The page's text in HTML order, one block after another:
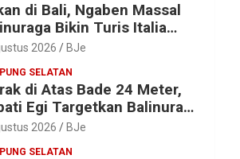
di Bali, Ngaben Massal
Bikin Turis Italia
Puluhan Ribu Orang
2026 BJe
SELATAN
di Atas Bade 24 Meter,
Egi Targetkan Balinuraga
Desa Wisata Budaya 2027
2026 BJe
SELATAN